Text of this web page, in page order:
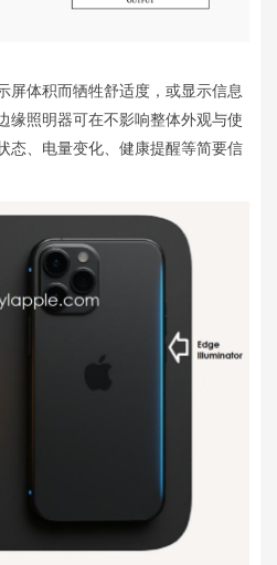
屏体积而牺牲舒适度，或显示信息
缘照明器可在不影响整体外观与使
态、电量变化、健康提醒等简要信